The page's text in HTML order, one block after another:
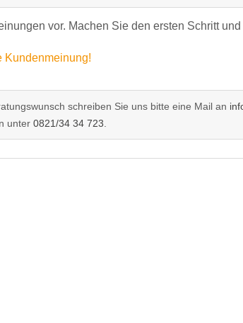
vor. Machen Sie den ersten Schritt
Kundenmeinung!
schreiben Sie uns bitte eine Mail an
unter 0821/34 34 723.